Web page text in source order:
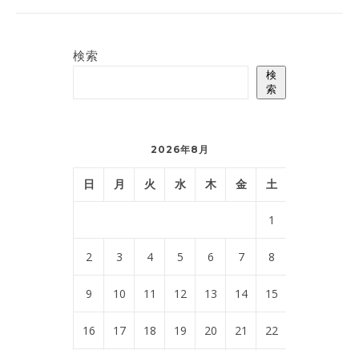
検索
検
索
2026年8月
日 月 火 水 木 金 土
1
2 3 4 5 6 7 8
9 10 11 12 13 14 15
16 17 18 19 20 21 22